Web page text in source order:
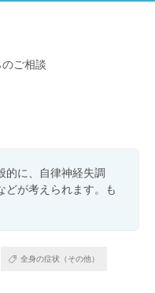
のご相談
的に、自律神経失調
どが考えられます。も
全身の症状（その他）